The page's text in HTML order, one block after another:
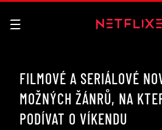
FILMOVÉ A SERIÁLOVÉ
MOŽNÝCH ŽÁNRŮ, NA
PODÍVAT O VÍKENDU